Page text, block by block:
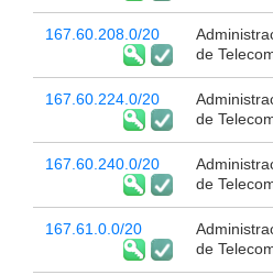
167.60.208.0/20
de
167.60.224.0/20
de
167.60.240.0/20
de
167.61.0.0/20
de